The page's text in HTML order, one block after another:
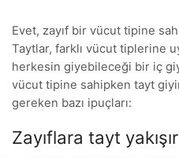
Evet, zayıf bir vücut tipine
Taytlar, farklı vücut tiplerine
herkesin giyebileceği bir iç
vücut tipine sahipken tayt
gereken bazı ipuçları:
Zayıflara tayt yakışır